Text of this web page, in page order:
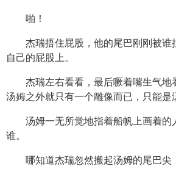
啪！
杰瑞捂住屁股，他的尾巴刚刚被谁
自己的屁股上。
杰瑞左右看看，最后噘着嘴生气地
汤姆之外就只有一个雕像而已，只能是
汤姆一无所觉地指着船帆上画着的
谁。
哪知道杰瑞忽然搬起汤姆的尾巴尖